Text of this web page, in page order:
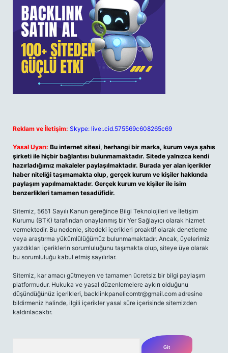
Reklam ve İletişim: Skype: live:.cid.575569c608265c69
Yasal Uyarı: Bu internet sitesi, herhangi bir marka, kurum veya şahıs
şirketi ile hiçbir bağlantısı bulunmamaktadır. Sitede yalnızca kendi
hazırladığımız makaleler paylaşılmaktadır. Burada yer alan içerikler
haber niteliği taşımamakta olup, gerçek kurum ve kişiler hakkında
paylaşım yapılmamaktadır. Gerçek kurum ve kişiler ile isim
benzerlikleri tamamen tesadüfidir.
Sitemiz, 5651 Sayılı Kanun gereğince Bilgi Teknolojileri ve İletişim
Kurumu (BTK) tarafından onaylanmış bir Yer Sağlayıcı olarak hizmet
vermektedir. Bu nedenle, sitedeki içerikleri proaktif olarak denetleme
veya araştırma yükümlülüğümüz bulunmamaktadır. Ancak, üyelerimiz
yazdıkları içeriklerin sorumluluğunu taşımakta olup, siteye üye olarak
bu sorumluluğu kabul etmiş sayılırlar.
Sitemiz, kar amacı gütmeyen ve tamamen ücretsiz bir bilgi paylaşım
platformudur. Hukuka ve yasal düzenlemelere aykırı olduğunu
düşündüğünüz içerikleri, backlinkpanelicomtr@gmail.com adresine
bildirmeniz halinde, ilgili içerikler yasal süre içerisinde sitemizden
kaldırılacaktır.